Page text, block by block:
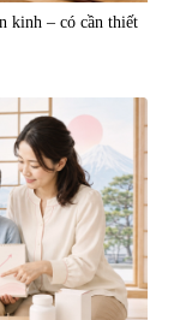
trợ bền thành
biến Elastin Plus
Hokoen 80 viên
|0
kinh – có cần thiết